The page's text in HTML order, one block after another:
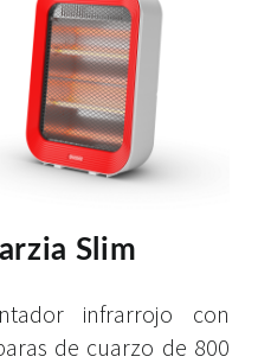
Slim
infrarrojo con
de cuarzo de 800